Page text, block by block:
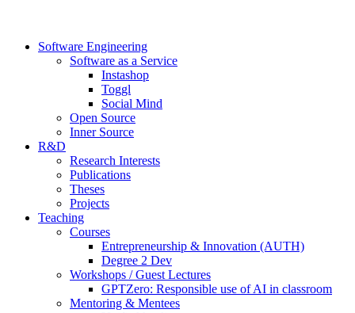
Software Engineering
Software as a Service
Instashop
Toggl
Social Mind
Open Source
Inner Source
R&D
Research Interests
Publications
Theses
Projects
Teaching
Courses
Entrepreneurship & Innovation (AUTH)
Degree 2 Dev
Workshops / Guest Lectures
GPTZero: Responsible use of AI in classroom
Mentoring & Mentees